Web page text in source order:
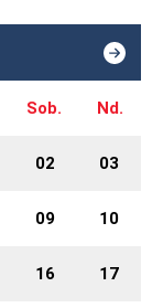
Sob. Nd.
02 03
09 10
16 17